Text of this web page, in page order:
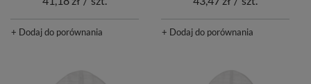
+ Dodaj do porównania + Dodaj do porównania